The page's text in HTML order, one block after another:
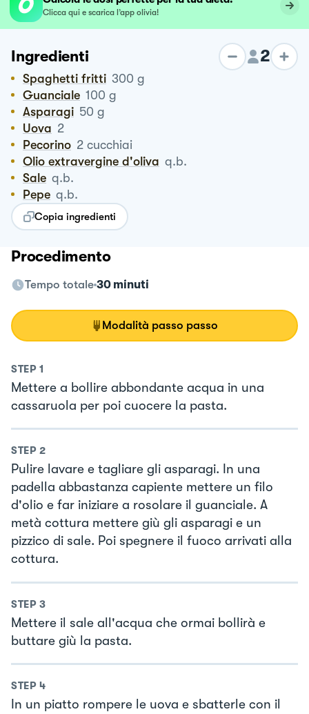
Clicca qui e scarica l’app olivia!
Ingredienti 2
Spaghetti fritti 300 g
Guanciale 100 g
Asparagi 50 g
Uova 2
Pecorino 2 cucchiai
Olio extravergine d'oliva q.b.
Sale q.b.
Pepe q.b.
Copia ingredienti
Procedimento
Tempo totale 30 minuti
Modalità passo passo
STEP 1
Mettere a bollire abbondante acqua in una
cassaruola per poi cuocere la pasta.
STEP 2
Pulire lavare e tagliare gli asparagi. In una
padella abbastanza capiente mettere un filo
d'olio e far iniziare a rosolare il guanciale. A
metà cottura mettere giù gli asparagi e un
pizzico di sale. Poi spegnere il fuoco arrivati alla
cottura.
STEP 3
Mettere il sale all'acqua che ormai bollirà e
buttare giù la pasta.
STEP 4
In un piatto rompere le uova e sbatterle con il